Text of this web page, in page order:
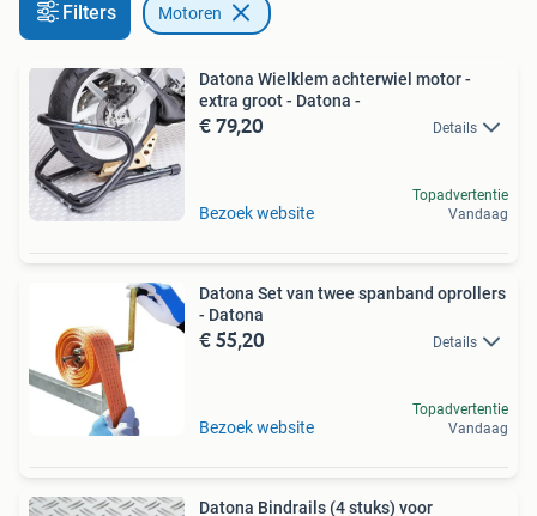
Filters Motoren
Datona Wielklem achterwiel motor -
extra groot - Datona -
€ 79,20 Details
Bezoek website
Topadvertentie
Vandaag
Datona Set van twee spanband oprollers
- Datona
€ 55,20 Details
Bezoek website
Topadvertentie
Vandaag
Datona Bindrails (4 stuks) voor